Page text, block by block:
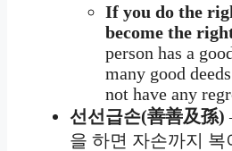
If you do the
become the
person has a
many good
not have any
선선급손(善善及孫)
을 하면 자손까지 복